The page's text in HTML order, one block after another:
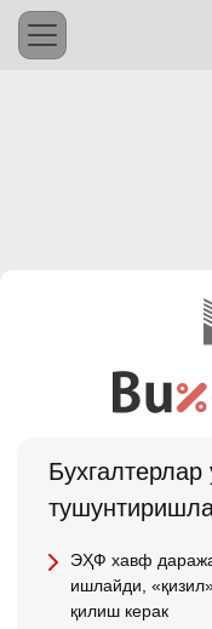
ЭҲФ хавф
ишлайди,
қилиш керак